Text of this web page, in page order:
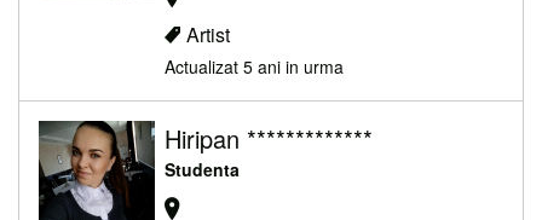
Artist
Actualizat 5 ani in urma
Hiripan *************
Studenta